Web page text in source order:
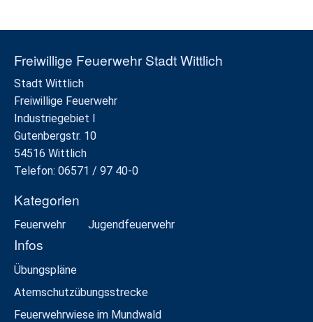
Freiwillige Feuerwehr Stadt Wittlich
Stadt Wittlich
Freiwillige Feuerwehr
Industriegebiet I
Gutenbergstr. 10
54516 Wittlich
Telefon: 06571 / 97 40-0
Kategorien
Feuerwehr Jugendfeuerwehr
Infos
Übungspläne
Atemschutzübungsstrecke
Feuerwehrwiese im Mundwald